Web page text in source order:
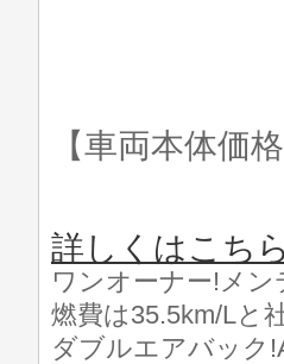
【車両本体価格
詳しくはこちら
ワンオーナー!メ
燃費は35.5km/Lと
ダブルエアバック